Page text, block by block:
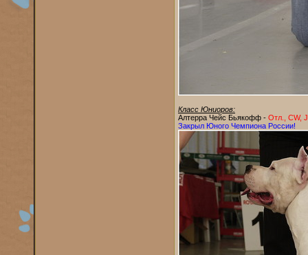
Класс Юниоров:
Алтерра Чейс Бьякофф - Отл., CW,
Закрыл Юного Чемпиона России!